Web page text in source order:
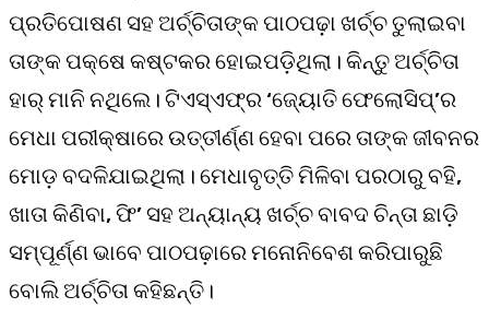
ପ୍ରତିପୋଷଣ ସହ ଅର୍ଚ୍ଚିତାଙ୍କ ପାଠପଢ଼ା ଖର୍ଚ୍ଚ ତୁଲାଇବା
ତାଙ୍କ ପକ୍ଷେ କଷ୍ଟକର ହୋଇପଡ଼ିଥିଲା। କିନ୍ତୁ ଅର୍ଚ୍ଚିତା
ହାର୍ ମାନି ନଥିଲେ। ଟିଏସ୍‌ଏଫ୍‌ର ‘ଜ୍ୟୋତି ଫେଲୋସିପ୍‌’ର
ମେଧା ପରୀକ୍ଷାରେ ଉତ୍ତୀର୍ଣ୍ଣ ହେବା ପରେ ତାଙ୍କ ଜୀବନର
ମୋଡ଼ ବଦଳିଯାଇଥିଲା। ମେଧାବୃତ୍ତି ମିଳିବା ପରଠାରୁ ବହି,
ଖାତା କିଣିବା, ଫି’ ସହ ଅନ୍ୟାନ୍ୟ ଖର୍ଚ୍ଚ ବାବଦ ଚିନ୍ତା ଛାଡ଼ି
ସମ୍ପୂର୍ଣ୍ଣ ଭାବେ ପାଠପଢ଼ାରେ ମନୋନିବେଶ କରିପାରୁଛି
ବୋଲି ଅର୍ଚ୍ଚିତା କହିଛନ୍ତି।